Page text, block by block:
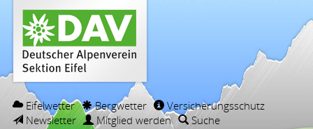
Eifelwetter Bergwetter
Versicherungsschutz
Newsletter
Mitglied werden
Suche